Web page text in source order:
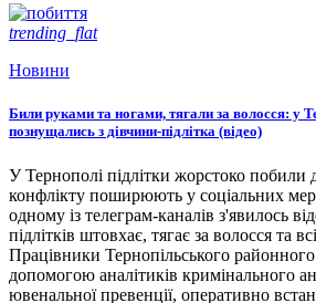
trending_flat
Новини
Били руками та ногами, тягали за волосся: у
познущались з дівчини-підлітка (відео)
У Тернополі підлітки жорстоко побили
конфлікту поширюють у соціальних
одному із телеграм-каналів з'явилось
підлітків штовхає, тягає за волосся та
Працівники Тернопільського районного
допомогою аналітиків кримінального
ювенальної превенції, оперативно